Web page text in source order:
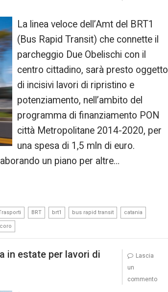
La linea veloce dell’Amt del BRT1
(Bus Rapid Transit) che connette il
parcheggio Due Obelischi con il
centro cittadino, sarà presto oggetto
di incisivi lavori di ripristino e
potenziamento, nell’ambito del
programma di finanziamento PON
città Metropolitane 2014-2020, per
una spesa di 1,5 mln di euro.
un piano per altre…
BRT brt1 bus rapid transit catania
in estate per lavori di
Lascia
un
commento